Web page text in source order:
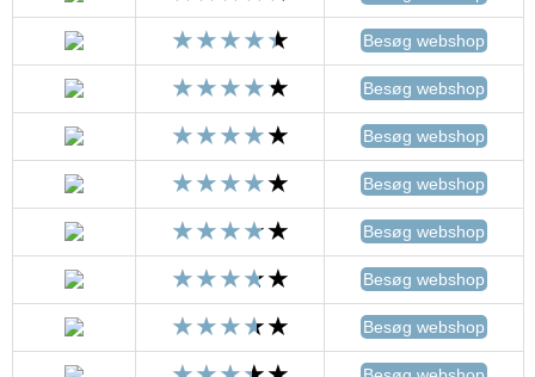
Besøg webshop
Besøg webshop
Besøg webshop
Besøg webshop
Besøg webshop
Besøg webshop
Besøg webshop